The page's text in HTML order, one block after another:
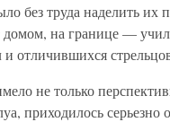
без труда наделить их
на границе —
отличившихся
не только
приходилось серьезно